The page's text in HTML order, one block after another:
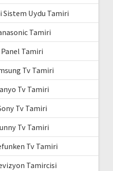
Sistem Uydu Tamiri
Tamiri
Panel Tamiri
Tv Tamiri
Tv Tamiri
Tv Tamiri
Tv Tamiri
Tv Tamiri
Tamircisi